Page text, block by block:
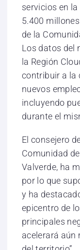
servicios en
5.400
de la
Los datos del
la Región
contribuir a la
nuevos
incluyendo
durante el
El consejero
Comunidad
Valverde, ha
por lo que
y ha
epicentro de
principales
acelerará aún